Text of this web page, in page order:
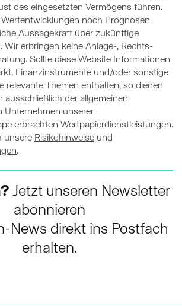
des eingesetzten Vermögens führen.
noch Prognosen
Aussagekraft über zukünftige
Wir erbringen keine Anlage-, Rechts-
Sollte diese Website Informationen
Finanzinstrumente und/oder sonstige
relevante Themen enthalten, so dienen
ausschließlich der allgemeinen
Unternehmen unserer
erbrachten Wertpapierdienstleistungen.
unsere Risikohinweise und
.
Jetzt unseren Newsletter
abonnieren
News direkt ins Postfach
erhalten.